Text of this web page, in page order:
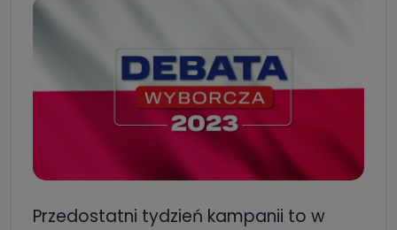
Przedostatni tydzień kampanii to w